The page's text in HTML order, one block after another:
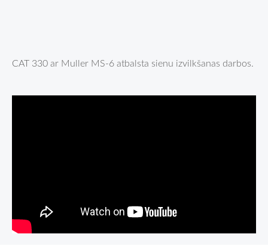
CAT 330 ar Muller MS-6 atbalsta sienu izvilkšanas darbos.